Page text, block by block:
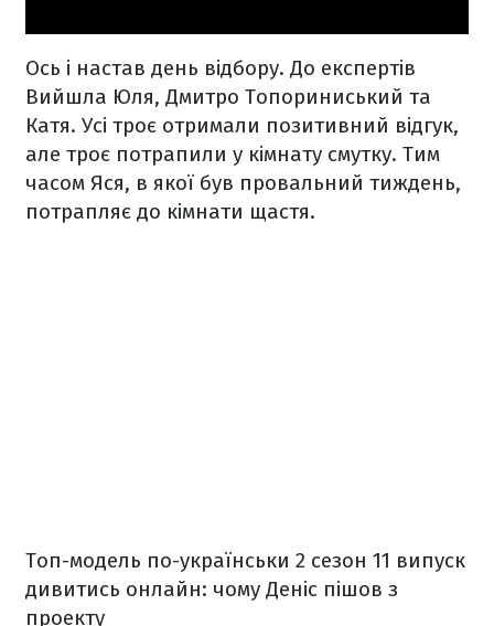
Ось і настав день відбору. До експертів
Вийшла Юля, Дмитро Топориниський та
Катя. Усі троє отримали позитивний відгук,
але троє потрапили у кімнату смутку. Тим
часом Яся, в якої був провальний тиждень,
потрапляє до кімнати щастя.
Топ-модель по-українськи 2 сезон 11 випуск
дивитись онлайн: чому Деніс пішов з
проекту